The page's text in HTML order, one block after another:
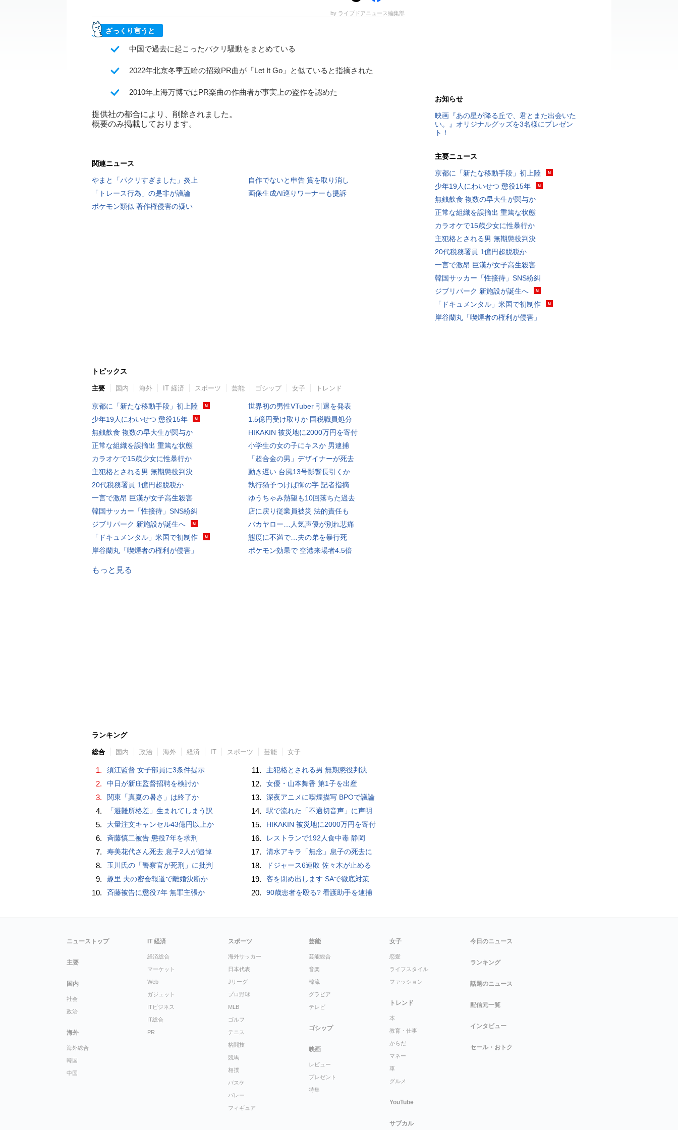
by ライブドアニュース編集部
ざっくり言うと
中国で過去に起こったパクリ騒動をまとめている
2022年北京冬季五輪の招致PR曲が「Let It Go」と似ていると指摘された
2010年上海万博ではPR楽曲の作曲者が事実上の盗作を認めた
提供社の都合により、削除されました。
概要のみ掲載しております。
関連ニュース
やまと「パクリすぎました」炎上
自作でないと申告 賞を取り消し
「トレース行為」の是非が議論
画像生成AI巡りワーナーも提訴
ポケモン類似 著作権侵害の疑い
トピックス
主要 国内 海外 IT 経済 スポーツ 芸能 ゴシップ 女子 トレンド
京都に「新たな移動手段」初上陸
少年19人にわいせつ 懲役15年
無銭飲食 複数の早大生が関与か
正常な組織を誤摘出 重篤な状態
カラオケで15歳少女に性暴行か
主犯格とされる男 無期懲役判決
20代税務署員 1億円超脱税か
一言で激昂 巨漢が女子高生殺害
韓国サッカー「性接待」SNS紛糾
ジブリパーク 新施設が誕生へ
「ドキュメンタル」米国で初制作
岸谷蘭丸「喫煙者の権利が侵害」
世界初の男性VTuber 引退を発表
1.5億円受け取りか 国税職員処分
HIKAKIN 被災地に2000万円を寄付
小学生の女の子にキスか 男逮捕
「超合金の男」デザイナーが死去
動き遅い 台風13号影響長引くか
執行猶予つけば御の字 記者指摘
ゆうちゃみ熱望も10回落ちた過去
店に戻り従業員被災 法的責任も
バカヤロー…人気声優が別れ悲痛
態度に不満で…夫の弟を暴行死
ポケモン効果で 空港来場者4.5倍
もっと見る
ランキング
総合 国内 政治 海外 経済 IT スポーツ 芸能 女子
1. 須江監督 女子部員に3条件提示
2. 中日が新庄監督招聘を検討か
3. 関東「真夏の暑さ」は終了か
4. 「避難所格差」生まれてしまう訳
5. 大量注文キャンセル43億円以上か
6. 斉藤慎二被告 懲役7年を求刑
7. 寿美花代さん死去 息子2人が追悼
8. 玉川氏の「警察官が死刑」に批判
9. 趣里 夫の密会報道で離婚決断か
10. 斉藤被告に懲役7年 無罪主張か
11. 主犯格とされる男 無期懲役判決
12. 女優・山本舞香 第1子を出産
13. 深夜アニメに喫煙描写 BPOで議論
14. 駅で流れた「不適切音声」に声明
15. HIKAKIN 被災地に2000万円を寄付
16. レストランで192人食中毒 静岡
17. 清水アキラ「無念」息子の死去に
18. ドジャース6連敗 佐々木が止める
19. 客を閉め出します SAで徹底対策
20. 90歳患者を殴る? 看護助手を逮捕
お知らせ
映画『あの星が降る丘で、君とまた出会いた
い。』オリジナルグッズを3名様にプレゼン
ト！
主要ニュース
京都に「新たな移動手段」初上陸
少年19人にわいせつ 懲役15年
無銭飲食 複数の早大生が関与か
正常な組織を誤摘出 重篤な状態
カラオケで15歳少女に性暴行か
主犯格とされる男 無期懲役判決
20代税務署員 1億円超脱税か
一言で激昂 巨漢が女子高生殺害
韓国サッカー「性接待」SNS紛糾
ジブリパーク 新施設が誕生へ
「ドキュメンタル」米国で初制作
岸谷蘭丸「喫煙者の権利が侵害」
ニューストップ
主要
国内
社会
政治
海外
海外総合
韓国
中国
IT 経済
経済総合
マーケット
Web
ガジェット
ITビジネス
IT総合
PR
スポーツ
海外サッカー
日本代表
Jリーグ
プロ野球
MLB
ゴルフ
テニス
格闘技
競馬
相撲
バスケ
バレー
フィギュア
芸能
芸能総合
音楽
韓流
グラビア
テレビ
ゴシップ
映画
レビュー
プレゼント
特集
女子
恋愛
ライフスタイル
ファッション
トレンド
本
教育・仕事
からだ
マネー
車
グルメ
YouTube
サブカル
今日のニュース
ランキング
話題のニュース
配信元一覧
インタビュー
セール・おトク